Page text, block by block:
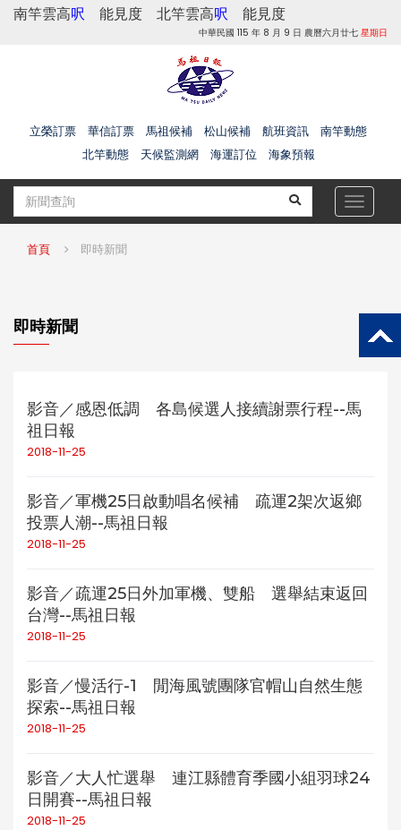
南竿雲高呎 能見度 北竿雲高呎 能見度
中華民國 115 年 8 月 9 日 農曆六月廿七 星期日
立榮訂票 華信訂票 馬祖候補 松山候補 航班資訊
南竿動態
北竿動態
天候監測網 海運訂位 海象預報
Toggle
首頁 即時新聞
即時新聞
影音／感恩低調 各島候選人接續謝票行程--馬
祖日報
2018-11-25
影音／軍機25日啟動唱名候補 疏運2架次返鄉
投票人潮--馬祖日報
2018-11-25
影音／疏運25日外加軍機、雙船 選舉結束返回
台灣--馬祖日報
2018-11-25
影音／慢活行-1 閒海風號團隊官帽山自然生態
探索--馬祖日報
2018-11-25
影音／大人忙選舉 連江縣體育季國小組羽球24
日開賽--馬祖日報
2018-11-25